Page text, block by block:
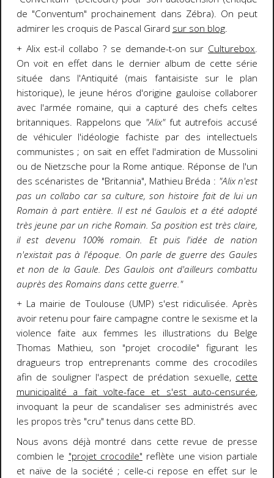
de "Conventum" prochainement dans Zébra). On peut
admirer les croquis de Pascal Girard sur son blog.
+ Alix est-il collabo ? se demande-t-on sur Culturebox.
On voit en effet dans le dernier album de cette série
située dans l'Antiquité (mais fantaisiste sur le plan
historique), le jeune héros d'origine gauloise collaborer
avec l'armée romaine, qui a capturé des chefs celtes
britanniques. Rappelons que "Alix"fut autrefois accusé
de véhiculer l'idéologie fachiste par des intellectuels
communistes ; on sait en effet l'admiration de Mussolini
ou de Nietzsche pour la Rome antique. Réponse de l'un
des scénaristes de "Britannia", Mathieu Bréda : "Alix n'est
pas un collabo car sa culture, son histoire fait de lui un
Romain à part entière. Il est né Gaulois et a été adopté
très jeune par un riche Romain. Sa position est très claire,
il est devenu 100% romain. Et puis l'idée de nation
n'existait pas à l'époque. On parle de guerre des Gaules
et non de la Gaule. Des Gaulois ont d'ailleurs combattu
auprès des Romains dans cette guerre."
+ La mairie de Toulouse (UMP) s'est ridiculisée. Après
avoir retenu pour faire campagne contre le sexisme et la
violence faite aux femmes les illustrations du Belge
Thomas Mathieu, son "projet crocodile" figurant les
dragueurs trop entreprenants comme des crocodiles
afin de souligner l'aspect de prédation sexuelle, cette
municipalité a fait volte-face et s'est auto-censurée,
invoquant la peur de scandaliser ses administrés avec
les propos très "cru" tenus dans cette BD.
Nous avons déjà montré dans cette revue de presse
combien le "projet crocodile" reflète une vision partiale
et naïve de la société ; celle-ci repose en effet sur le